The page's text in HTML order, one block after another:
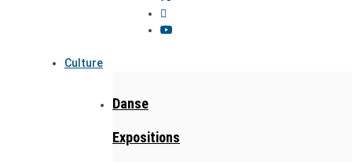
Culture
Danse
Expositions